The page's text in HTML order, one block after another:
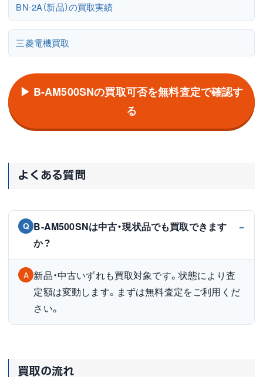
BN-2A（新品）の買取実績
三菱電機買取
▶ B-AM500SNの買取可否を無料査定で確認す
る
よくある質問
Q B-AM500SNは中古・現状品でも買取できます
か？
A 新品・中古いずれも買取対象です。状態により査
定額は変動します。まずは無料査定をご利用くだ
さい。
買取の流れ